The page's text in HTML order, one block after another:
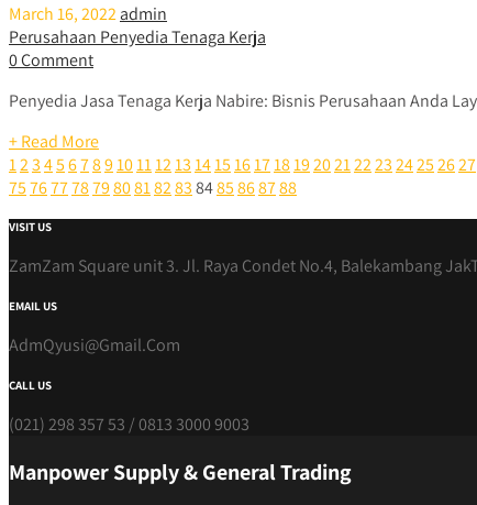
March 16, 2022admin
Perusahaan Penyedia Tenaga Kerja
0 Comment
Penyedia Jasa Tenaga Kerja Nabire: Bisnis Perusahaan Anda
+ Read More
123456789101112131415161718192021222324252627
7576777879808182838485868788
VISIT US
ZamZam Square unit 3. Jl. Raya Condet No.4, Balekambang
EMAIL US
AdmQyusi@Gmail.Com
CALL US
(021) 298 357 53 / 0813 3000 9003
Manpower Supply & General Trading